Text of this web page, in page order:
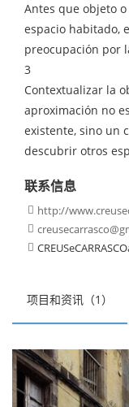
项目和资讯（1）
Antes que objeto
espacio habitado,
preocupación por
3
Contextualizar la
aproximación no
existente, sino un
descubrir otros
联系信息
 http://

